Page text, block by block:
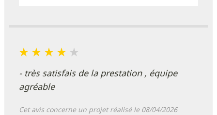
- très satisfais de la prestation , équipe
agréable
Cet avis concerne un projet réalisé le 08/04/2026